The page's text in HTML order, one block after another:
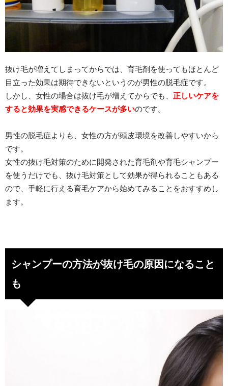
抜け毛が増えてしまってからでは、育毛剤を使ってもほとんど
目立った効果は期待できないというのが男性の脱毛症です。
しかし、女性の場合は抜け毛が増えてからでも、 正しいケアを
すると効果を実感できるケースが多いのです。
男性の脱毛症よりも、女性の方が頭皮環境を改善しやすいから
です。
女性の抜け毛対策のために開発された育毛剤や育毛シャンプー
を使うだけでも、抜け毛対策として効果が得られることもある
ので、手軽に行える育毛ケアから始めてみることをおすすめし
ます。
シャンプーの方法が抜け毛の原因になること
も